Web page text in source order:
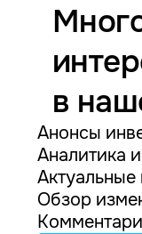
в
Анонсы
Аналитика
Актуальные
Обзор